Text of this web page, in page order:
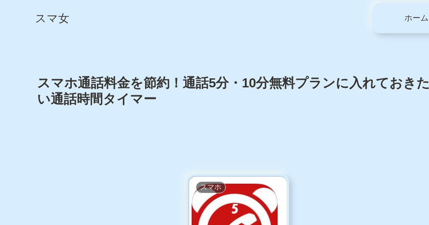
スマ女 ホーム
スマホ通話料金を節約！通話5分・10分無料プランに入れておきた
い通話時間タイマー
スマホ